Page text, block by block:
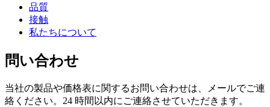
品質
接触
私たちについて
問い合わせ
当社の製品や価格表に関するお問い合わせは、メールでご連
絡ください。24 時間以内にご連絡させていただきます。